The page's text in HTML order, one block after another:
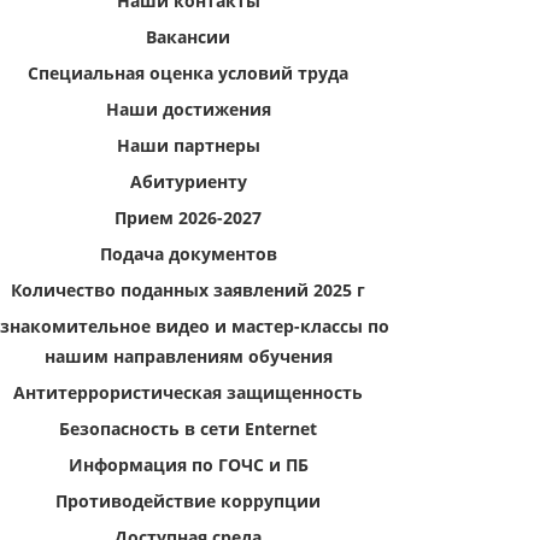
Вакансии
Специальная оценка условий труда
Наши достижения
Наши партнеры
Абитуриенту
Прием 2026-2027
Подача документов
Количество поданных заявлений 2025 г
видео и мастер-классы по
нашим направлениям обучения
Антитеррористическая защищенность
Безопасность в сети Enternet
Информация по ГОЧС и ПБ
Противодействие коррупции